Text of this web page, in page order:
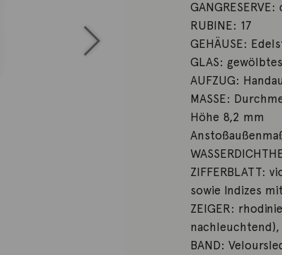
RUBINE: 17
GEHÄUSE:
GLAS:
AUFZUG:
MASSE:
Höhe 8,2 mm
ZIFFERBLATT:
sowie Indizes
ZEIGER:
nachleuchtend),
BAND: